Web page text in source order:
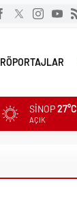
RÖPORTAJLAR
SINOP27°C
AÇIK